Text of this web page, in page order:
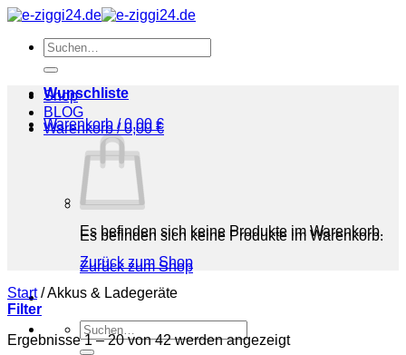
Zum
springenSuchen
nach:
Shop
BLOG
Warenkorb /0,00€
Es befinden sich keine Produkte im Warenkorb.
Zurück zum Shop
Suchen
nach:
Wunschliste
Warenkorb /0,00 €
Es befinden sich keine Produkte im Warenkorb.
Zurück zum Shop
Start /Akkus & Ladegeräte
Filter
Ergebnisse 1 – 20 von 42 werden angezeigtNach